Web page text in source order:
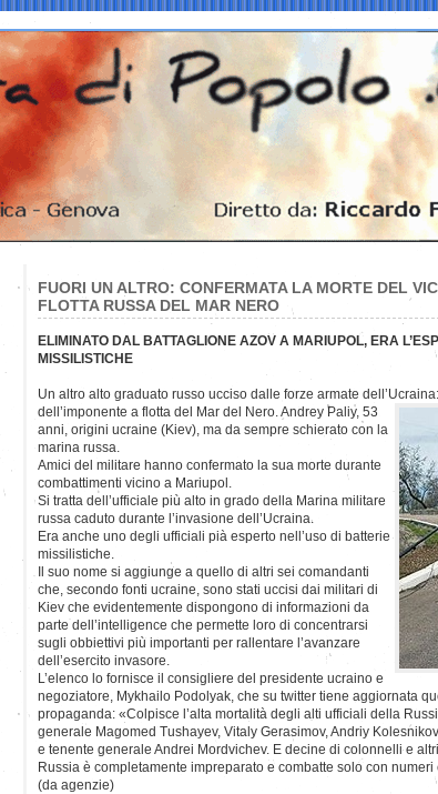
FUORI UN ALTRO: CONFERMATA LA MORTE DEL
FLOTTA RUSSA DEL MAR NERO
ELIMINATO DAL BATTAGLIONE AZOV A MARIUPOL, ERA
MISSILISTICHE
Un altro alto graduato russo ucciso dalle forze armate
dell’imponente a flotta del Mar del Nero. Andrey Paliy, 53
anni, origini ucraine (Kiev), ma da sempre schierato con la
marina russa.
Amici del militare hanno confermato la sua morte durante
combattimenti vicino a Mariupol.
Si tratta dell’ufficiale più alto in grado della Marina militare
russa caduto durante l’invasione dell’Ucraina.
Era anche uno degli ufficiali pià esperto nell’uso di batterie
missilistiche.
Il suo nome si aggiunge a quello di altri sei comandanti
che, secondo fonti ucraine, sono stati uccisi dai militari di
Kiev che evidentemente dispongono di informazioni da
parte dell’intelligence che permette loro di concentrarsi
sugli obbiettivi più importanti per rallentare l’avanzare
dell’esercito invasore.
L’elenco lo fornisce il consigliere del presidente ucraino e
negoziatore, Mykhailo Podolyak, che su twitter tiene aggiornata
propaganda: «Colpisce l’alta mortalità degli alti ufficiali della
generale Magomed Tushayev, Vitaly Gerasimov, Andriy
e tenente generale Andrei Mordvichev. E decine di colonnelli e
Russia è completamente impreparato e combatte solo con
(da agenzie)